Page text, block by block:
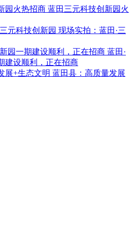
蓝田三元科技创新园火
现场实拍：蓝田·三
蓝田·
建设顺利，正在招商
蓝田县：高质量发展